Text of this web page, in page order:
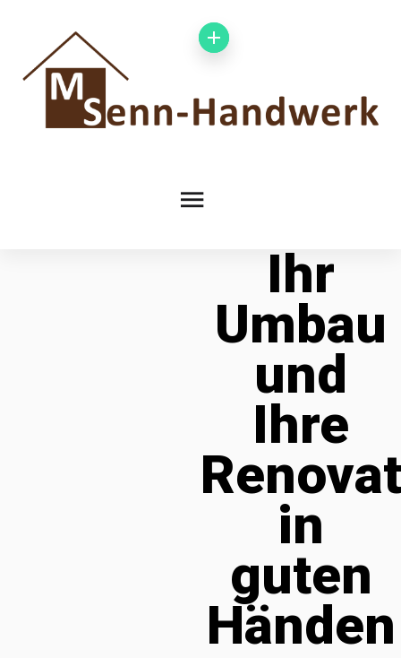
Ihr
Umbau
und
Ihre
in
guten
Händen